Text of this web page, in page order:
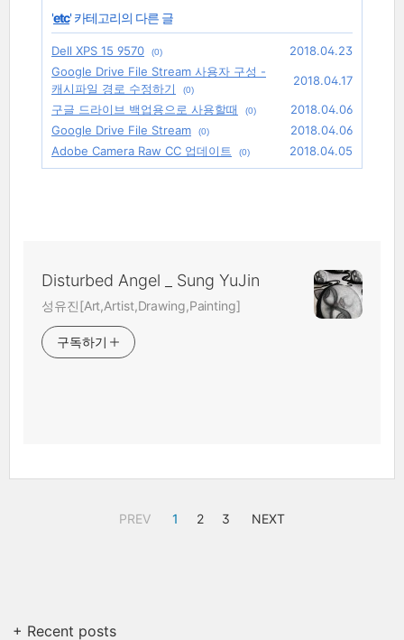
'etc' 카테고리의 다른 글
Dell XPS 15 9570 (0)
2018.04.23
Google Drive File Stream 사용자 구성 -
캐시파일 경로 수정하기
(0)
2018.04.17
구글 드라이브 백업용으로 사용할때
(0)
2018.04.06
Google Drive File Stream
(0)
2018.04.06
Adobe Camera Raw CC 업데이트
(0) 2018.04.05
Disturbed Angel _ Sung YuJin
성유진[Art,Artist,Drawing,Painting]
구독하기
PREV 1 2 3 NEXT
+ Recent posts